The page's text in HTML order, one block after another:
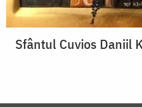
Sfântul Cuvios Daniil